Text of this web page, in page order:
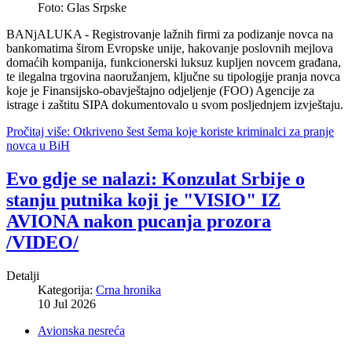
Foto: Glas Srpske
BANjALUKA - Registrovanje lažnih firmi za podizanje novca na
bankomatima širom Evropske unije, hakovanje poslovnih mejlova
domaćih kompanija, funkcionerski luksuz kupljen novcem građana,
te ilegalna trgovina naoružanjem, ključne su tipologije pranja novca
koje je Finansijsko-obavještajno odjeljenje (FOO) Agencije za
istrage i zaštitu SIPA dokumentovalo u svom posljednjem izvještaju.
Pročitaj više: Otkriveno šest šema koje koriste kriminalci za pranje
novca u BiH
Evo gdje se nalazi: Konzulat Srbije o
stanju putnika koji je "VISIO" IZ
AVIONA nakon pucanja prozora
/VIDEO/
Detalji
Kategorija: Crna hronika
10 Jul 2026
Avionska nesreća